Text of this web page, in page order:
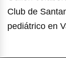
Club de
pediátrico en